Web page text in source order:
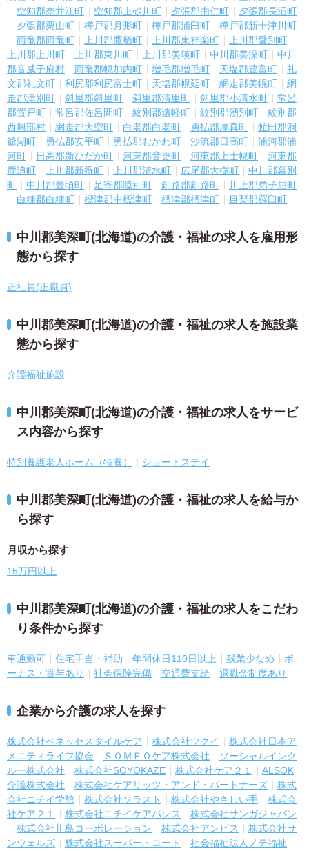
空知郡奈井江町
空知郡上砂川町 夕張郡由仁町
夕張郡長沼町
夕張郡栗山町
樺戸郡月形町 樺戸郡浦臼町
樺戸郡新十津川町
雨竜郡雨竜町
上川郡鷹栖町 上川郡東神楽町
上川郡愛別町
上川郡上川町
上川郡東川町 上川郡美瑛町 中川郡美深町
中川
郡音威子府村
雨竜郡幌加内町 増毛郡増毛町 天塩郡豊富町
礼
文郡礼文町
利尻郡利尻富士町 天塩郡幌延町 網走郡美幌町
網
走郡津別町
斜里郡斜里町 斜里郡清里町 斜里郡小清水町
常呂
郡置戸町
常呂郡佐呂間町 紋別郡遠軽町 紋別郡湧別町
紋別郡
西興部村
網走郡大空町 白老郡白老町 勇払郡厚真町
虻田郡洞
爺湖町
勇払郡安平町 勇払郡むかわ町 沙流郡日高町
浦河郡浦
河町
日高郡新ひだか町 河東郡音更町 河東郡上士幌町
河東郡
鹿追町
上川郡新得町 上川郡清水町 広尾郡大樹町
中川郡幕別
町
中川郡豊頃町 足寄郡陸別町 釧路郡釧路町
川上郡弟子屈町
白糠郡白糠町
標津郡中標津町 標津郡標津町 目梨郡羅臼町
中川郡美深町(北海道)の介護・福祉の求人を雇用形
態から探す
正社員(正職員)
中川郡美深町(北海道)の介護・福祉の求人を施設業
態から探す
介護福祉施設
中川郡美深町(北海道)の介護・福祉の求人をサービ
ス内容から探す
特別養護老人ホーム（特養） ショートステイ
中川郡美深町(北海道)の介護・福祉の求人を給与か
ら探す
月収から探す
15万円以上
中川郡美深町(北海道)の介護・福祉の求人をこだわ
り条件から探す
車通勤可 住宅手当・補助 年間休日110日以上 残業少なめ
ボ
ーナス・賞与あり
社会保険完備 交通費支給 退職金制度あり
企業から介護の求人を探す
株式会社ベネッセスタイルケア 株式会社ツクイ
株式会社日本ア
メニティライフ協会
ＳＯＭＰＯケア株式会社
ソーシャルインク
ルー株式会社
株式会社SOYOKAZE 株式会社ケア２１
ALSOK
介護株式会社
株式会社ケアリッツ・アンド・パートナーズ
株式
会社ニチイ学館
株式会社ソラスト 株式会社やさしい手
株式会
社ケア２１
株式会社ニチイケアパレス
株式会社サンガジャパン
株式会社川島コーポレーション
株式会社アンビス
株式会社サ
ンウェルズ
株式会社スーパー・コート
社会福祉法人ノテ福祉